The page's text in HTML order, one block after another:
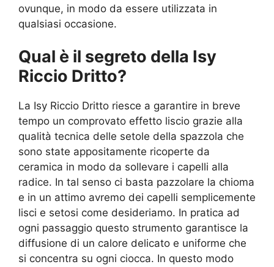
ovunque, in modo da essere utilizzata in
qualsiasi occasione.
Qual è il segreto della Isy
Riccio Dritto?
La Isy Riccio Dritto riesce a garantire in breve
tempo un comprovato effetto liscio grazie alla
qualità tecnica delle setole della spazzola che
sono state appositamente ricoperte da
ceramica in modo da sollevare i capelli alla
radice. In tal senso ci basta pazzolare la chioma
e in un attimo avremo dei capelli semplicemente
lisci e setosi come desideriamo. In pratica ad
ogni passaggio questo strumento garantisce la
diffusione di un calore delicato e uniforme che
si concentra su ogni ciocca. In questo modo